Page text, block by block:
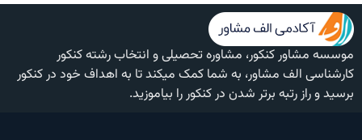
موسسه مشاور کنکور، مشاوره تحصیلی و انتخاب رشته کنکور
کارشناسی الف مشاور، به شما کمک میکند تا به اهداف خود در کنکور
برسید و راز رتبه برتر شدن در کنکور را بیاموزید.